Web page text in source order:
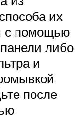
их
с помощью
либо
и
после